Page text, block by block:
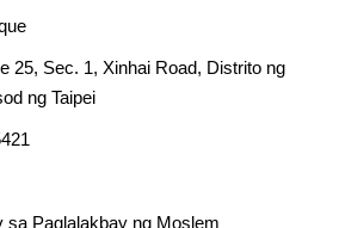
25, Sec. 1, Xinhai Road, Distrito ng
ng Taipei
sa Paglalakbay ng Moslem